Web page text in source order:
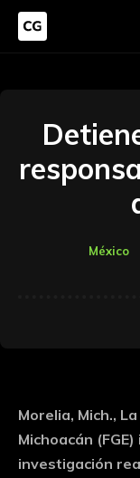
México
Morelia, Mich.,
Michoacán
investigación